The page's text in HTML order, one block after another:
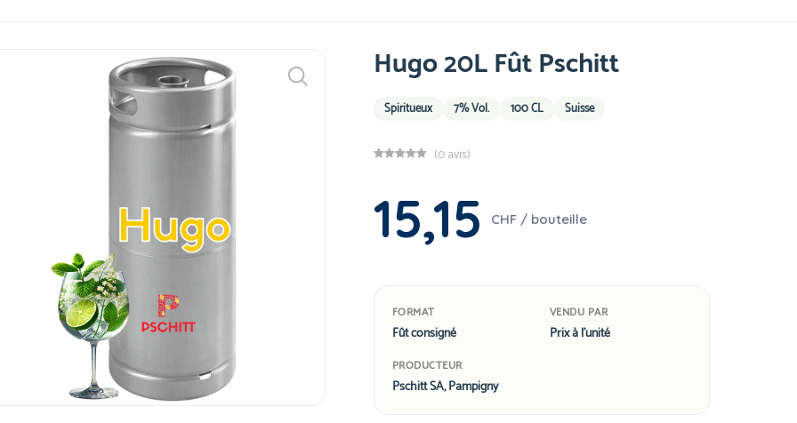
Hugo 20L Fût Pschitt
Spiritueux 7% Vol. 100 CL Suisse
(0 avis)
15,15 CHF / bouteille
FORMAT
Fût consigné
VENDU PAR
Prix à l'unité
PRODUCTEUR
Pschitt SA, Pampigny